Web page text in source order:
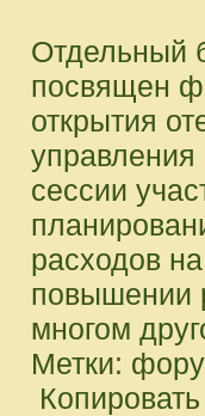
Отдельный
посвящен
открытия
управления
сессии
расходов
повышении
многом
Метки: